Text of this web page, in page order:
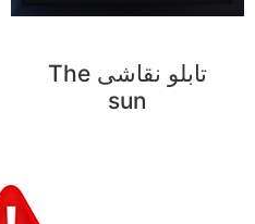
تابلو نقاشی The
sun